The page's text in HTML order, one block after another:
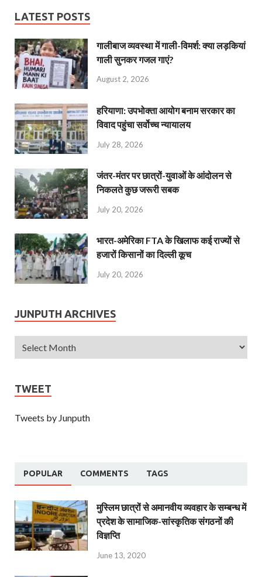
LATEST POSTS
गालीबाज व्‍यवस्‍था में गाली-विमर्श: क्या लड़कियां
गाली सुनकर गजल गाएं?
August 2, 2026
हरियाणा: उपभोक्ता आयोग बनाम सरकार का
विवाद पहुंचा सर्वोच्च न्यायालय
July 28, 2026
जंतर-मंतर पर छात्रों-युवाओं के आंदोलन से
निकलते कुछ जरूरी सबक
July 20, 2026
भारत-अमेरिका FTA के खिलाफ कई राज्यों से
हजारों किसानों का दिल्ली कूच
July 20, 2026
JUNPUTH ARCHIVES
TWEET
Tweets by Junputh
POPULAR COMMENTS TAGS
मुस्लिम छात्रों से अमानवीय व्यवहार के सम्बन्ध में
प्रदेश के सामाजिक-सांस्कृतिक संगठनों की
विज्ञप्ति
June 13, 2020